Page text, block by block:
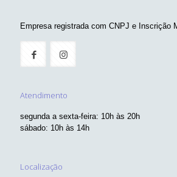
Empresa registrada com CNPJ e Inscrição
Atendimento
segunda a sexta-feira: 10h às 20h
sábado: 10h às 14h
Localização